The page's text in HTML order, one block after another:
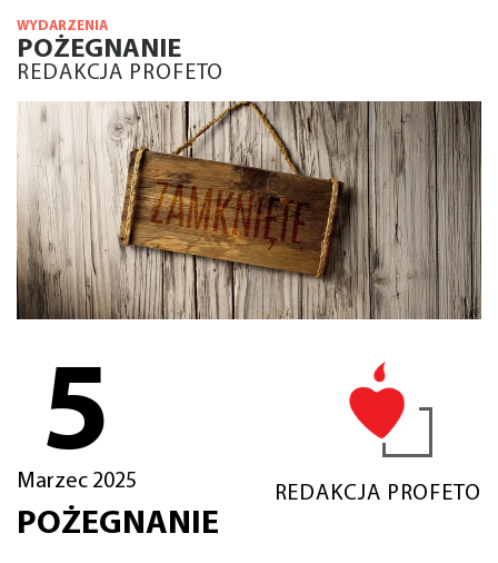
WYDARZENIA
POŻEGNANIE
REDAKCJA PROFETO
5
Marzec 2025
REDAKCJA PROFETO
POŻEGNANIE